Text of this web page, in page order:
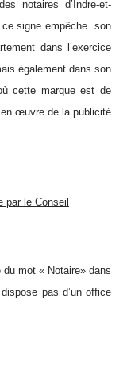
notaires d’Indre-et-
ce signe empêche son
dans l’exercice
également dans son
cette marque est de
œuvre de la publicité
par le Conseil
du mot « Notaire» dans
pas d’un office